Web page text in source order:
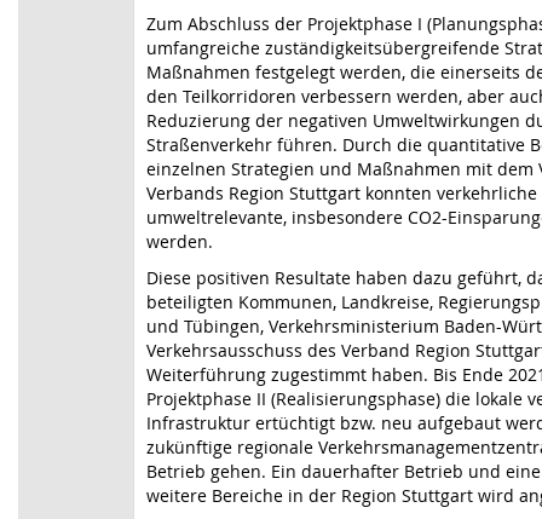
Zum Abschluss der Projektphase I
umfangreiche zuständigkeitsübergreifende
Maßnahmen festgelegt werden, die einerseits
den Teilkorridoren verbessern werden, aber
Reduzierung der negativen Umweltwirkungen
Straßenverkehr führen. Durch die quantitative
einzelnen Strategien und Maßnahmen mit dem
Verbands Region Stuttgart konnten
umweltrelevante, insbesondere CO2-
werden.
Diese positiven Resultate haben dazu geführt,
beteiligten Kommunen, Landkreise,
und Tübingen, Verkehrsministerium Baden-
Verkehrsausschuss des Verband Region
Weiterführung zugestimmt haben. Bis Ende
Projektphase II (Realisierungsphase) die lokale
Infrastruktur ertüchtigt bzw. neu aufgebaut
zukünftige regionale
Betrieb gehen. Ein dauerhafter Betrieb und
weitere Bereiche in der Region Stuttgart wird